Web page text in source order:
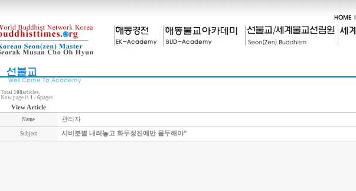
Total 108articles,
Now page is 1 / 6pages
View Article
Name 관리자
Subject 시비분별 내려놓고 화두정진에만 몰두해야”